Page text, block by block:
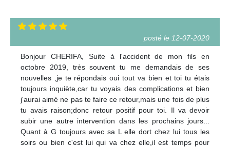
posté le 12-07-2020
Bonjour CHERIFA, Suite à l'accident de mon fils en
octobre 2019, très souvent tu me demandais de ses
nouvelles ,je te répondais oui tout va bien et toi tu étais
toujours inquiète,car tu voyais des complications et bien
j'aurai aimé ne pas te faire ce retour,mais une fois de plus
tu avais raison;donc retour positif pour toi. Il va devoir
subir une autre intervention dans les prochains jours...
Quant à G toujours avec sa L elle dort chez lui tous les
soirs ou bien c'est lui qui va chez elle,il est temps pour